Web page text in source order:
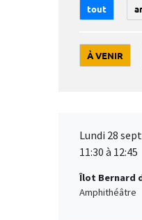
tout
À VENIR
Lundi 28
11:30 à 12:45
Îlot Bernard
Amphithéâtre